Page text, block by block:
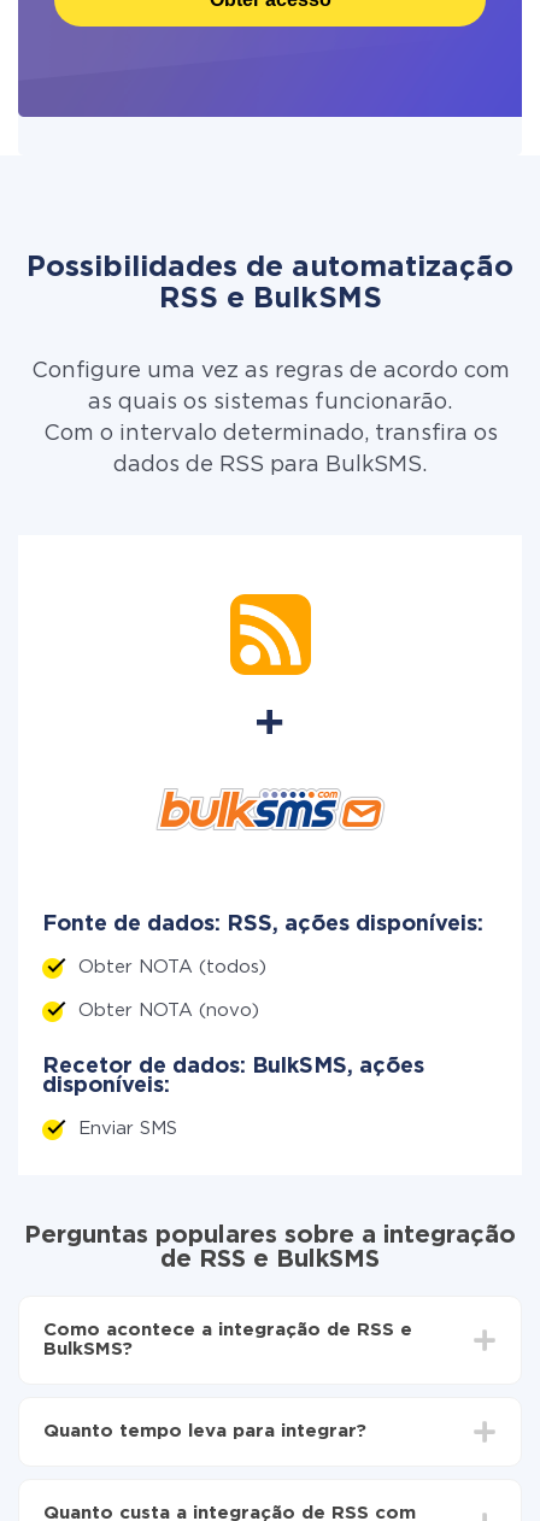
Possibilidades de automatização
RSS e BulkSMS
Configure uma vez as regras de acordo com
as quais os sistemas funcionarão.
Com o intervalo determinado, transfira os
dados de RSS para BulkSMS.
Fonte de dados: RSS, ações disponíveis:
Obter NOTA (todos)
Obter NOTA (novo)
Recetor de dados: BulkSMS, ações
disponíveis:
Enviar SMS
Perguntas populares sobre a integração
de RSS e BulkSMS
Como acontece a integração de RSS e
BulkSMS?
BulkSMS
automaticamente de RSS para BulkSMS
Quanto tempo leva para integrar?
Quanto custa a integração de RSS com